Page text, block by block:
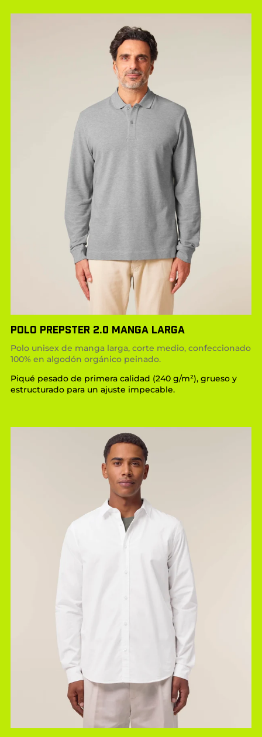
POLO PREPSTER 2.0 MANGA LARGA
Polo unisex de manga larga, corte medio, confeccionado
100% en algodón orgánico peinado.
Piqué pesado de primera calidad (240 g/m²), grueso y
estructurado para un ajuste impecable.